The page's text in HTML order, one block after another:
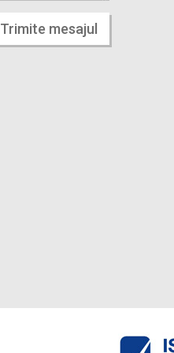
Trimite mesajul